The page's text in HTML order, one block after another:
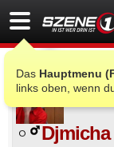
Das Hauptmenu
links oben, wenn
Djmicha